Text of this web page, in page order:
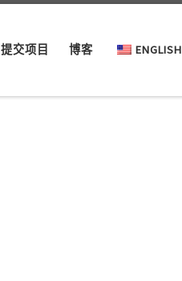
提交项目 博客 ENGLISH